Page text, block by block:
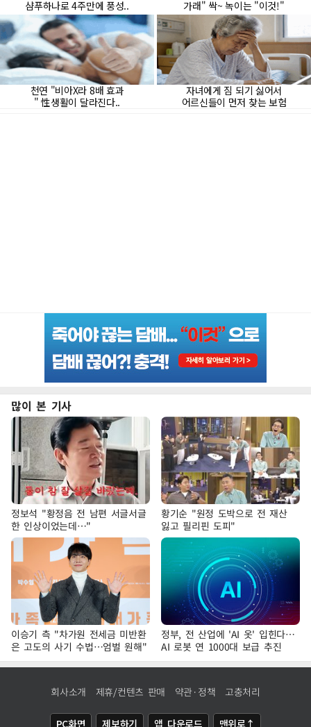
많이 본 기사
정보석 "황정음 전 남편 서글서글
한 인상이었는데…"
황기순 "원정 도박으로 전 재산
잃고 필리핀 도피"
이승기 측 "차가원 전세금 미반환
은 고도의 사기 수법…엄벌 원해"
정부, 전 산업에 'AI 옷' 입힌다…
AI 로봇 연 1000대 보급 추진
회사소개 제휴/컨텐츠 판매 약관·정책 고충처리
PC화면 제보하기 앱 다운로드 맨위로↑